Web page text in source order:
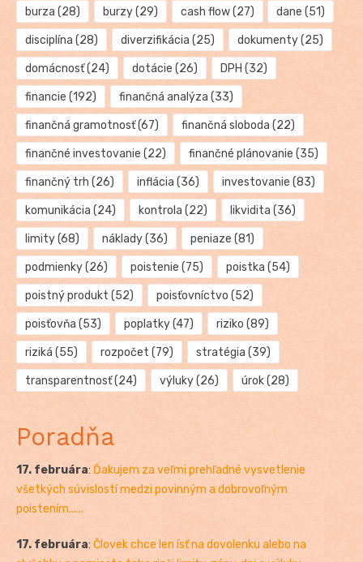
burza (28) burzy(29) cash flow(27) dane (51)
disciplína (28) diverzifikácia (25) dokumenty(25)
domácnosť(24) dotácie (26) DPH (32)
financie (192) finančná analýza (33)
finančná gramotnosť(67) finančná sloboda (22)
finančné investovanie (22) finančné plánovanie (35)
finančný trh (26) inflácia (36) investovanie (83)
komunikácia (24) kontrola (22) likvidita (36)
limity(68) náklady(36) peniaze (81)
podmienky(26) poistenie (75) poistka (54)
poistný produkt (52) poisťovníctvo (52)
poisťovňa (53) poplatky(47) riziko (89)
riziká (55) rozpočet (79) stratégia (39)
transparentnosť(24) výluky(26) úrok(28)
Poradňa
17. februára: Ďakujem za veľmi prehľadné vysvetlenie
všetkých súvislostí medzi povinným a dobrovoľným
poistením......
17. februára: Človek chce len ísť na dovolenku alebo na